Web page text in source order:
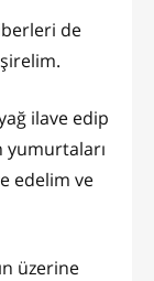
de
ilave edip
yumurtaları
edelim ve
üzerine